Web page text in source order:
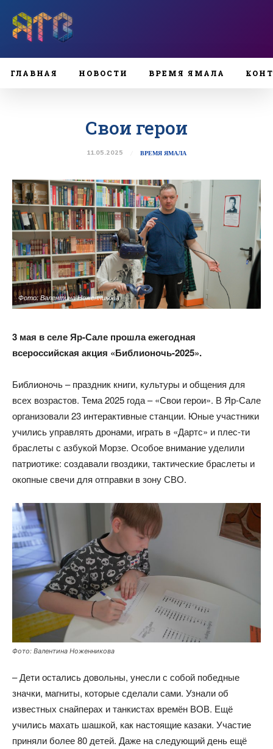
ГЛАВНАЯ НОВОСТИ ВРЕМЯ ЯМАЛА
Свои герои
11.05.2025 ВРЕМЯ ЯМАЛА
Фото: Валентина Ноженникова
3 мая в селе Яр-Сале прошлаежегодная
всероссийская акция «Библионочь-2025».
Библионочь – праздник книги, культуры и общения для
всех возрастов. Тема 2025 года – «Свои герои». В Яр-Сале
организовали 23 интерактивные станции. Юные участники
учились управлять дронами, играть в «Дартс» и плес-ти
браслеты с азбукой Морзе. Особое внимание уделили
патриотике: создавали гвоздики, тактические браслеты и
окопные свечи для отправки в зону СВО.
Фото: Валентина Ноженникова
– Дети остались довольны, унесли с собой победные
значки, магниты, которые сделали сами. Узнали об
известных снайперах и танкистах времён ВОВ. Ещё
учились махать шашкой, как настоящие казаки. Участие
приняли более 80 детей. Даже на следующий день ещё